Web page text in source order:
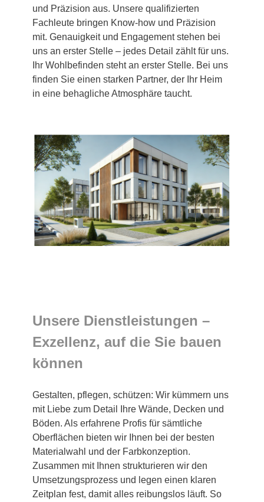
und Präzision aus. Unsere qualifizierten
Fachleute bringen Know-how und Präzision
mit. Genauigkeit und Engagement stehen bei
uns an erster Stelle – jedes Detail zählt für uns.
Ihr Wohlbefinden steht an erster Stelle. Bei uns
finden Sie einen starken Partner, der Ihr Heim
in eine behagliche Atmosphäre taucht.
Unsere Dienstleistungen –
Exzellenz, auf die Sie bauen
können
Gestalten, pflegen, schützen: Wir kümmern uns
mit Liebe zum Detail Ihre Wände, Decken und
Böden. Als erfahrene Profis für sämtliche
Oberflächen bieten wir Ihnen bei der besten
Materialwahl und der Farbkonzeption.
Zusammen mit Ihnen strukturieren wir den
Umsetzungsprozess und legen einen klaren
Zeitplan fest, damit alles reibungslos läuft. So